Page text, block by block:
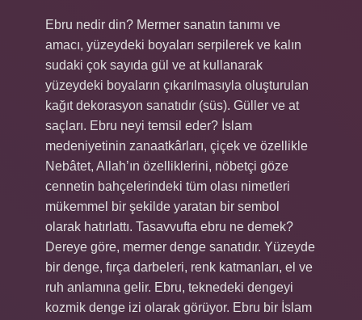
Ebru nedir din? Mermer sanatın tanımı ve
amacı, yüzeydeki boyaları serpilerek ve kalın
sudaki çok sayıda gül ve at kullanarak
yüzeydeki boyaların çıkarılmasıyla oluşturulan
kağıt dekorasyon sanatıdır (süs). Güller ve at
saçları. Ebru neyi temsil eder? İslam
medeniyetinin zanaatkârları, çiçek ve özellikle
Nebâtet, Allah’ın özelliklerini, nöbetçi göze
cennetin bahçelerindeki tüm olası nimetleri
mükemmel bir şekilde yaratan bir sembol
olarak hatırlattı. Tasavvufta ebru ne demek?
Dereye göre, mermer denge sanatıdır. Yüzeyde
bir denge, fırça darbeleri, renk katmanları, el ve
ruh anlamına gelir. Ebru, teknedeki dengeyi
kozmik denge izi olarak görüyor. Ebru bir İslam